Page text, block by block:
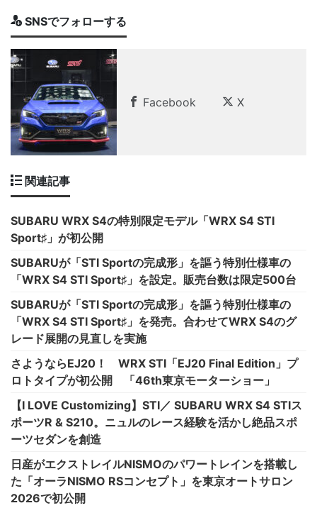
SNSでフォローする
Facebook X
関連記事
SUBARU WRX S4の特別限定モデル「WRX S4 STI
Sport♯」が初公開
SUBARUが「STI Sportの完成形」を謳う特別仕様車の
「WRX S4 STI Sport♯」を設定。販売台数は限定500台
SUBARUが「STI Sportの完成形」を謳う特別仕様車の
「WRX S4 STI Sport♯」を発売。合わせてWRX S4のグ
レード展開の見直しを実施
さようならEJ20！ WRX STI「EJ20 Final Edition」プ
ロトタイプが初公開 「46th東京モーターショー」
【I LOVE Customizing】STI／ SUBARU WRX S4 STIス
ポーツR & S210。ニュルのレース経験を活かし絶品スポ
ーツセダンを創造
日産がエクストレイルNISMOのパワートレインを搭載し
た「オーラNISMO RSコンセプト」を東京オートサロン
2026で初公開